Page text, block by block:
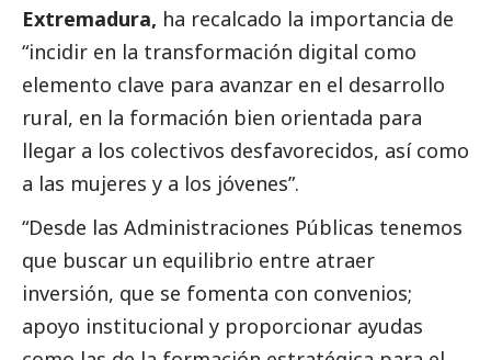
Extremadura, ha recalcado la importancia de
“incidir en la transformación digital como
elemento clave para avanzar en el desarrollo
rural, en la formación bien orientada para
llegar a los colectivos desfavorecidos, así como
a las mujeres y a los jóvenes”.
“Desde las Administraciones Públicas tenemos
que buscar un equilibrio entre atraer
inversión, que se fomenta con convenios;
apoyo institucional y proporcionar ayudas